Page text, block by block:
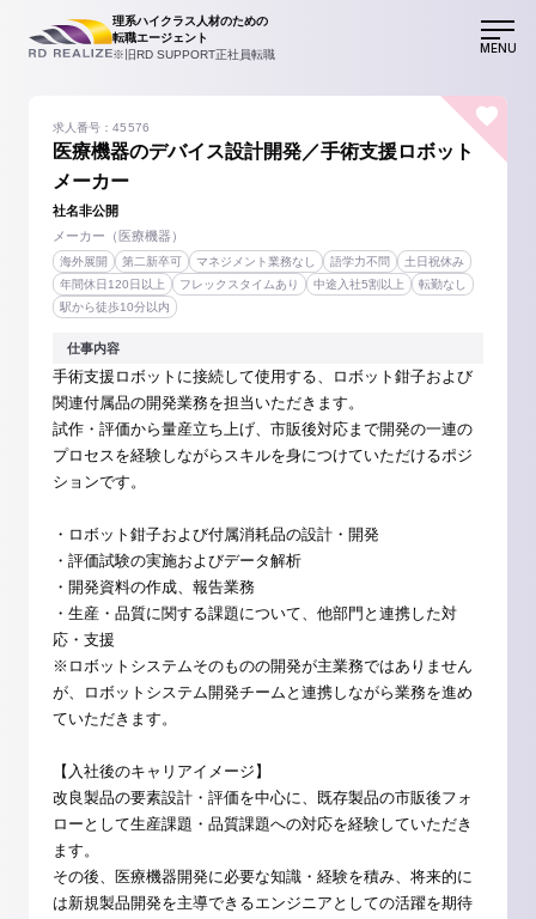
理系ハイクラス人材のための
転職エージェント
※旧RD SUPPORT正社員転職
MENU
医療機器のデバイス設計開発／手術支援ロボット
メーカー
求人番号：45576
社名非公開
メーカー（医療機器）
海外展開 第二新卒可 マネジメント業務なし 語学力不問
土日祝休み
年間休日120日以上
フレックスタイムあり 中途入社5割以上
転勤なし
駅から徒歩10分以内
仕事内容
手術支援ロボットに接続して使用する、ロボット鉗子および
関連付属品の開発業務を担当いただきます。
試作・評価から量産立ち上げ、市販後対応まで開発の一連の
プロセスを経験しながらスキルを身につけていただけるポジ
ションです。
・ロボット鉗子および付属消耗品の設計・開発
・評価試験の実施およびデータ解析
・開発資料の作成、報告業務
・生産・品質に関する課題について、他部門と連携した対
応・支援
※ロボットシステムそのものの開発が主業務ではありません
が、ロボットシステム開発チームと連携しながら業務を進め
ていただきます。
【入社後のキャリアイメージ】
改良製品の要素設計・評価を中心に、既存製品の市販後フォ
ローとして生産課題・品質課題への対応を経験していただき
ます。
その後、医療機器開発に必要な知識・経験を積み、将来的に
は新規製品開発を主導できるエンジニアとしての活躍を期待